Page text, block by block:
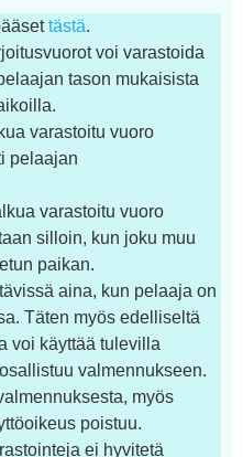
tästä.
voi varastoida
tason mukaisista
varastoitu vuoro
pelaajan
varastoitu vuoro
silloin, kun joku muu
paikan.
aina, kun pelaaja on
Täten myös edelliseltä
voi käyttää tulevilla
valmennukseen.
myös
poistuu.
ei hyvitetä